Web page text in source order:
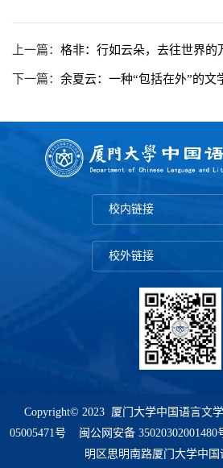
上一篇： 格非：行如云朵，去往世界的
下一篇： 余夏云：一种“包括在外”的文
校内链接
校外链接
Copyright© 2023 厦门大学中国语言文
05005471号 闽公网安备
明区思明南路厦门大学中国